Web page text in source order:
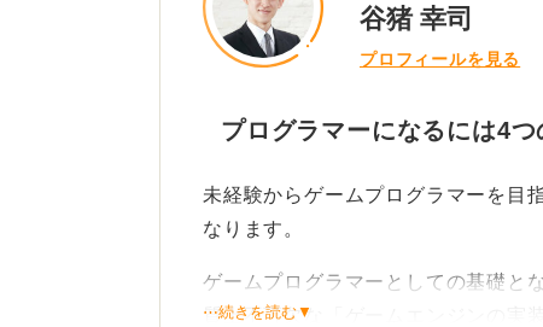
谷猪 幸司
プロフィールを見る
プログラマーになるには4つ
未経験からゲームプログラマーを目
なります。
ゲームプログラマーとしての基礎と
質上不可欠な「ゲームエンジンの実
⋯続きを読む▼